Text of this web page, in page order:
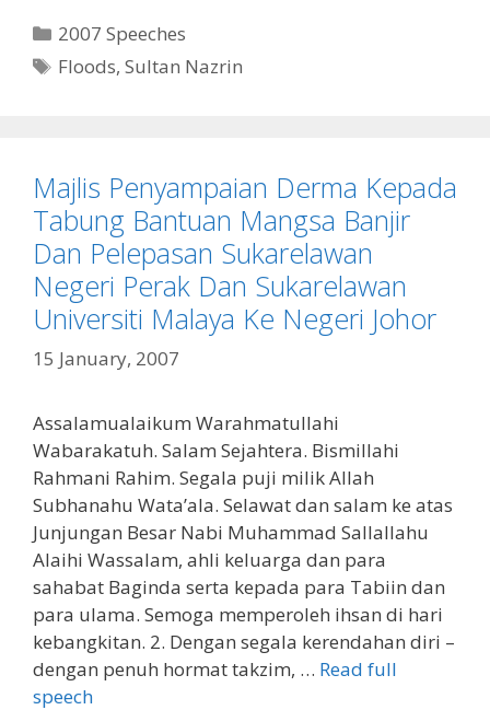
Categories
2007 Speeches
Tags
Floods,Sultan Nazrin
Majlis Penyampaian Derma Kepada
Tabung Bantuan Mangsa Banjir
Dan Pelepasan Sukarelawan
Negeri Perak Dan Sukarelawan
Universiti Malaya Ke Negeri Johor
15 January, 2007
Assalamualaikum Warahmatullahi
Wabarakatuh. Salam Sejahtera. Bismillahi
Rahmani Rahim. Segala puji milik Allah
Subhanahu Wata’ala. Selawat dan salam ke atas
Junjungan Besar Nabi Muhammad Sallallahu
Alaihi Wassalam, ahli keluarga dan para
sahabat Baginda serta kepada para Tabiin dan
para ulama. Semoga memperoleh ihsan di hari
kebangkitan. 2. Dengan segala kerendahan diri –
dengan penuh hormat takzim, … Read full
speech